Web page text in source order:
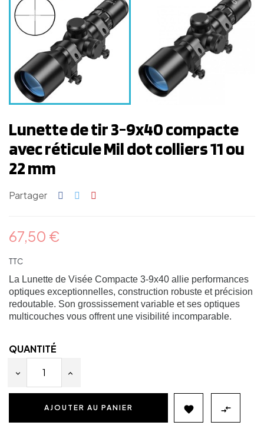
Lunette de tir 3-9x40 compacte
avec réticule Mil dot colliers 11 ou
22 mm
Partager
67,50 €
TTC
La Lunette de Visée Compacte 3-9x40 allie performances
optiques exceptionnelles, construction robuste et précision
redoutable. Son grossissement variable et ses optiques
multicouches vous offrent une visibilité incomparable.
QUANTITÉ
AJOUTER AU PANIER  